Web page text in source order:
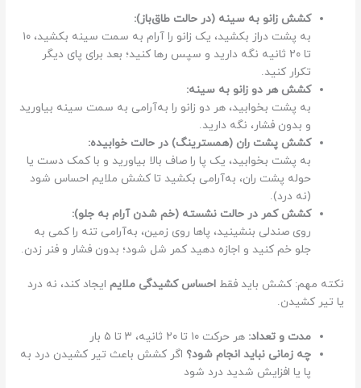
کشش زانو به سینه (در حالت طاق‌باز):
به پشت دراز بکشید، یک زانو را آرام به سمت سینه بکشید، ۱۰
تا ۲۰ ثانیه نگه دارید و سپس رها کنید؛ بعد برای پای دیگر
تکرار کنید.
کشش هر دو زانو به سینه:
به پشت بخوابید، هر دو زانو را به‌آرامی به سمت سینه بیاورید
و بدون فشار، نگه دارید.
کشش پشت ران (همسترینگ) در حالت خوابیده:
به پشت بخوابید، یک پا را صاف بالا بیاورید و با کمک دست یا
حوله پشت ران، به‌آرامی بکشید تا کشش ملایم احساس شود
(نه درد).
کشش کمر در حالت نشسته (خم شدن آرام به جلو):
روی صندلی بنشینید، پاها روی زمین، به‌آرامی تنه را کمی به
جلو خم کنید و اجازه دهید کمر شل شود؛ بدون فشار و فنر زدن.
نکته مهم: کشش باید فقطاحساس کشیدگی ملایم ایجاد کند، نه درد
یا تیر کشیدن.
مدت و تعداد: هر حرکت ۱۰ تا ۲۰ ثانیه، ۳ تا ۵ بار
چه زمانی نباید انجام شود؟ اگر کشش باعث تیر کشیدن درد به
پا یا افزایش شدید درد شود